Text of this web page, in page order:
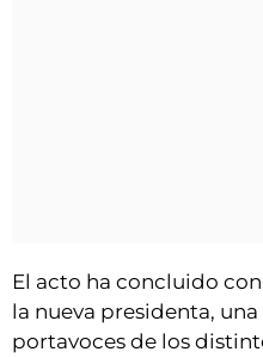
El acto ha concluido con
la nueva presidenta,
portavoces de los